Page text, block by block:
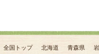
全国トップ 北海道 青森県